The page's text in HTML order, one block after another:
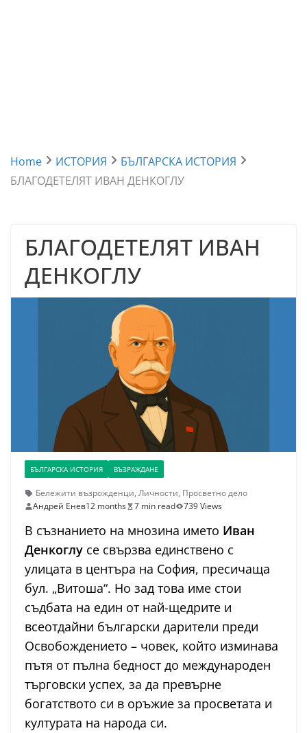
Home ИСТОРИЯ
БЪЛГАРСКА ИСТОРИЯ
БЛАГОДЕТЕЛЯТ ИВАН ДЕНКОГЛУ
БЛАГОДЕТЕЛЯТ ИВАН
ДЕНКОГЛУ
БЪЛГАРСКА ИСТОРИЯ ВЪЗРАЖДАНЕ
Бележити възрожденци, Личности, Просветно дело
Андрей Енев12 months 7 min read 739 Views
В съзнанието на мнозина името Иван
Денкоглу се свързва единствено с
улицата в центъра на София, пресичаща
бул. „Витоша“. Но зад това име стои
съдбата на един от най-щедрите и
всеотдайни български дарители преди
Освобождението – човек, който изминава
пътя от пълна бедност до международен
търговски успех, за да превърне
богатството си в оръжие за просветата и
културата на народа си.